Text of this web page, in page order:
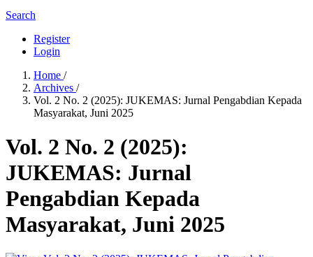
Search
Register
Login
Home /
Archives /
Vol. 2 No. 2 (2025): JUKEMAS: Jurnal Pengabdian Kepada
Masyarakat, Juni 2025
Vol. 2 No. 2 (2025):
JUKEMAS: Jurnal
Pengabdian Kepada
Masyarakat, Juni 2025